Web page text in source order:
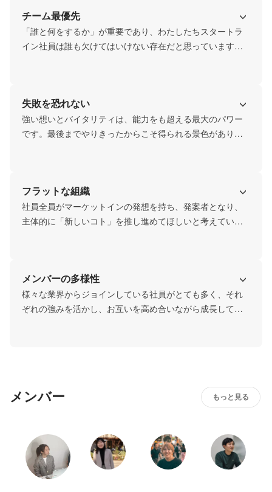
チーム最優先
「誰と何をするか」が重要であり、わたしたちスタートラ
イン社員は誰も欠けてはいけない存在だと思っています。
失敗を恐れない
強い想いとバイタリティは、能力をも超える最大のパワー
です。最後までやりきったからこそ得られる景色があり、
フラットな組織
社員全員がマーケットインの発想を持ち、発案者となり、
主体的に「新しいコト」を推し進めてほしいと考えていま
歓迎しています。
メンバーの多様性
様々な業界からジョインしている社員がとても多く、それ
ぞれの強みを活かし、お互いを高め合いながら成長してい
メンバー もっと見る